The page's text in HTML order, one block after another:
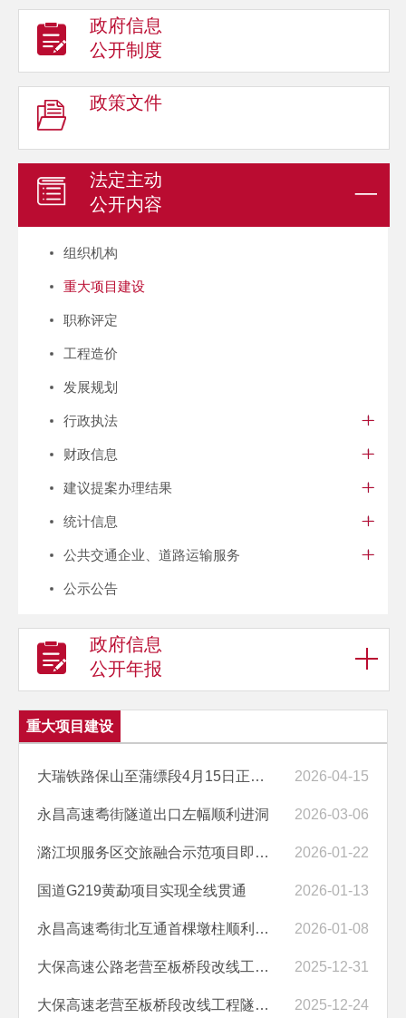
政府信息
公开制度
政策文件
法定主动
公开内容
组织机构
重大项目建设
职称评定
工程造价
发展规划
行政执法
财政信息
建议提案办理结果
统计信息
公共交通企业、道路运输服务
公示公告
政府信息
公开年报
重大项目建设
大瑞铁路保山至蒲缥段4月15日正式开通运营！ 2026-04-15
永昌高速耈街隧道出口左幅顺利进洞 2026-03-06
潞江坝服务区交旅融合示范项目即将投入试运营 2026-01-22
国道G219黄勐项目实现全线贯通 2026-01-13
永昌高速耈街北互通首棵墩柱顺利浇筑完成 2026-01-08
大保高速公路老营至板桥段改线工程全线建成通车 2025-12-31
大保高速老营至板桥段改线工程隧道群品质提升与功能优化设计变更方案通... 2025-12-24